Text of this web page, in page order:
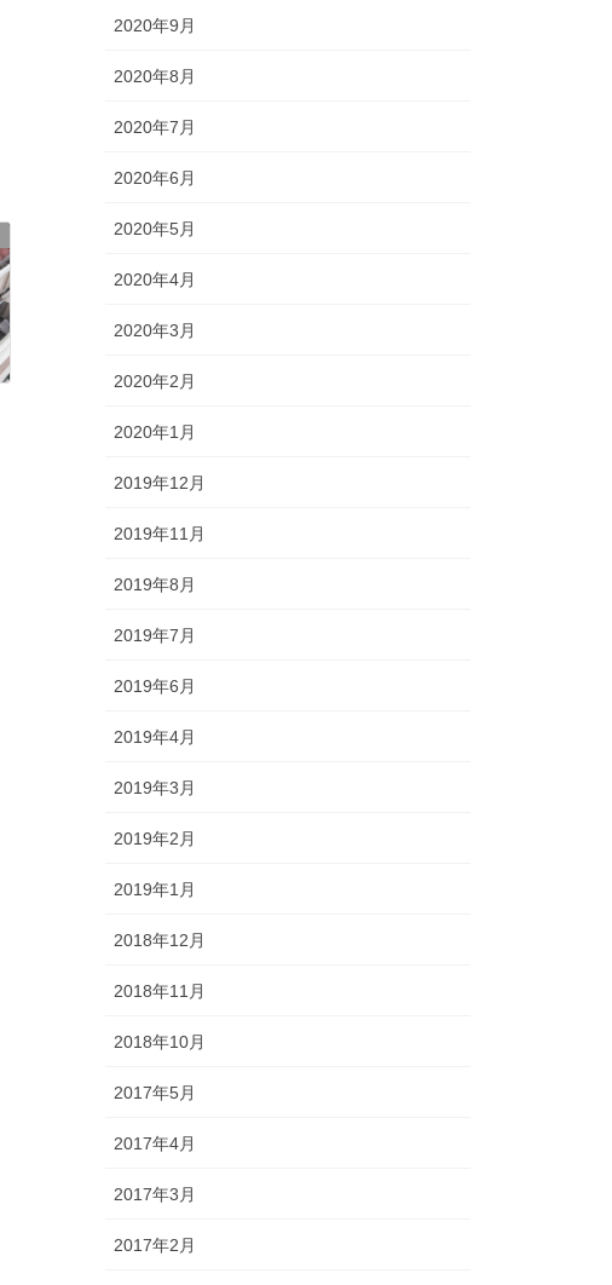
2020年9月
2020年8月
2020年7月
2020年6月
2020年5月
2020年4月
2020年3月
2020年2月
2020年1月
2019年12月
2019年11月
2019年8月
2019年7月
2019年6月
2019年4月
2019年3月
2019年2月
2019年1月
2018年12月
2018年11月
2018年10月
2017年5月
2017年4月
2017年3月
2017年2月